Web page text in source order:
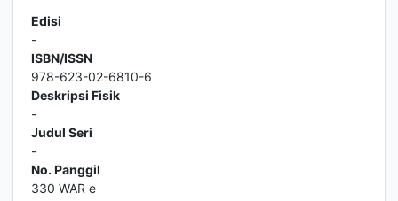
Edisi
-
ISBN/ISSN
978-623-02-6810-6
Deskripsi Fisik
-
Judul Seri
-
No. Panggil
330 WAR e